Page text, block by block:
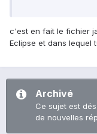
c'est en fait le fichier
Eclipse et dans lequel
Archivé
Ce sujet est
de nouvelles